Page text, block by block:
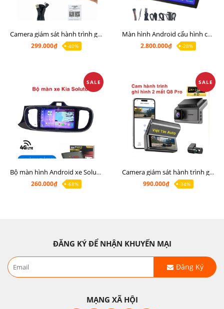
Camera giám sát hành trình giá rẻ, cam hành trình cho màn Android, cam hành trình kết nối điện thoại
299.000₫
-40%
Màn hình Android cấu hình cao Ram 6G Rom 128G chip 8 nhân 8581
2.800.000₫
-28%
SALE
Bộ màn hình Android xe Soluto, mặt dưỡng lắp màn hình Soluto kèm rắc zin
260.000₫
-68%
SALE
Camera giám sát hành trình ghi hình 2 mắt Q8 Pro độ phân giải 2K +1080P
990.000₫
-34%
ĐĂNG KÝ ĐỂ NHẬN KHUYẾN MẠI
Đăng Ký
MẠNG XÃ HỘI